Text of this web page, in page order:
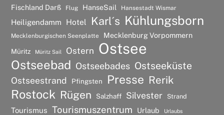
Fischland Darß Flug HanseSail Hansestadt Wismar
Heiligendamm Hotel Karl´s Kühlungsborn
Mecklenburgischen Seenplatte Mecklenburg Vorpommern
Müritz Müritz Sail Ostern Ostsee
Ostseebad Ostseebades Ostseeküste
Ostseestrand Pfingsten Presse Rerik
Rostock Rügen Salzhaff Silvester Strand
Tourismus Tourismuszentrum Urlaub Urlaubs